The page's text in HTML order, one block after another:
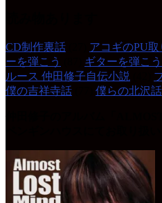
CD制作裏話
アコギのPU
ーを弾こう
ギターを弾こ
ルース 仲田修子自伝小説
僕の吉祥寺話
僕らの北沢話